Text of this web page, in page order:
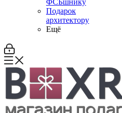
ФСБшнику
Подарок
архитектору
Ещё